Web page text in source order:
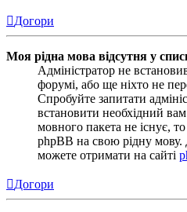
Догори
Моя рідна мова відсутня у
Адміністратор не
форумі, або ще ніхто не
Спробуйте запитати
встановити необхідний
мовного пакета не існує,
phpBB на свою рідну
можете отримати на сайті
Догори